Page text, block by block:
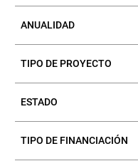
ANUALIDAD
TIPO DE PROYECTO
ESTADO
TIPO DE FINANCIACIÓN